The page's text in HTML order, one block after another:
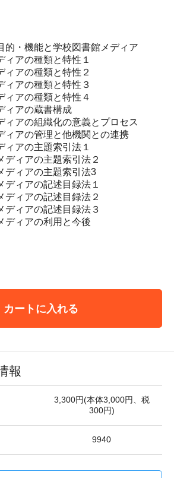
的・機能と学校図書館メディア
ィアの種類と特性１
ィアの種類と特性２
ィアの種類と特性３
ィアの種類と特性４
ィアの蔵書構成
ィアの組織化の意義とプロセス
ィアの管理と他機関との連携
ィアの主題索引法１
ディアの主題索引法２
ディアの主題索引法3
ディアの記述目録法１
ディアの記述目録法２
ディアの記述目録法３
ディアの利用と今後
カートに入れる
報
3,300円(本体3,000円、税
300円)
9940